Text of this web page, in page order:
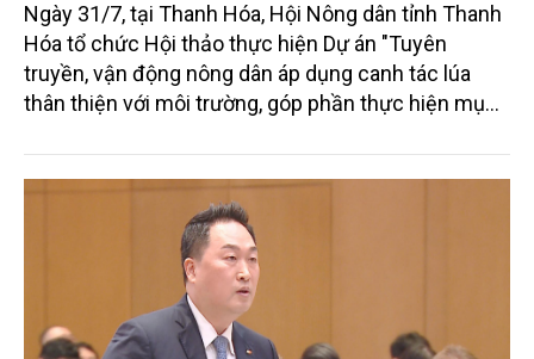
Ngày 31/7, tại Thanh Hóa, Hội Nông dân tỉnh Thanh
Hóa tổ chức Hội thảo thực hiện Dự án "Tuyên
truyền, vận động nông dân áp dụng canh tác lúa
thân thiện với môi trường, góp phần thực hiện mục
trình thu hút sự tham gia của đông đảo đại biểu đến
từ các cơ quan quản lý nhà nước, đơn vị nghiên cứu,
doanh nghiệp, hợp tác xã và nông dân đang trực
tiếp triển khai mô hình sản xuất lúa phát thải thấp.